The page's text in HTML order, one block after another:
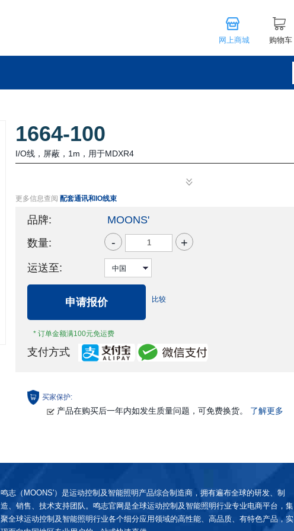
网上商城 购物车
1664-100
I/O线，屏蔽，1m，用于MDXR4
更多信息查阅 配套通讯和IO线束
品牌:
MOONS'
数量:
- +
运送至:
申请报价
* 订单金额满100元免运费
比较
支付方式
买家保护:
产品在购买后一年内如发生质量问题，可免费换货。 了解更多
鸣志（MOONS'）是运动控制及智能照明产品综合制造商，拥有遍布全球的研发、制
造、销售、技术支持团队。鸣志官网是全球运动控制及智能照明行业专业电商平台，集
聚全球运动控制及智能照明行业各个细分应用领域的高性能、高品质、有特色产品，实